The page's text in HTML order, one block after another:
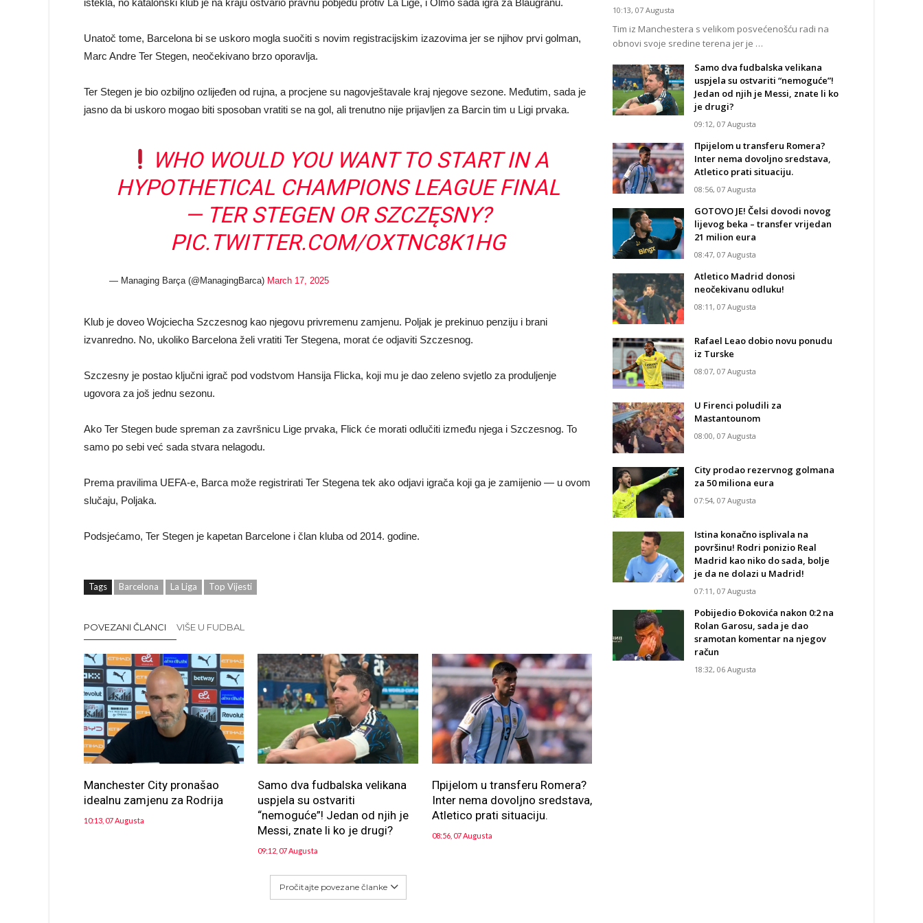
istekla, no katalonski klub je na kraju ostvario pravnu pobjedu protiv La Lige, i Olmo sada igra za Blaugranu.
Unatoč tome, Barcelona bi se uskoro mogla suočiti s novim registracijskim izazovima jer se njihov prvi golman,
Marc Andre Ter Stegen, neočekivano brzo oporavlja.
Ter Stegen je bio ozbiljno ozlijeđen od rujna, a procjene su nagovještavale kraj njegove sezone. Međutim, sada je
jasno da bi uskoro mogao biti sposoban vratiti se na gol, ali trenutno nije prijavljen za Barcin tim u Ligi prvaka.
WHO WOULD YOU WANT TO START IN A
HYPOTHETICAL CHAMPIONS LEAGUE FINAL
— TER STEGEN OR SZCZĘSNY?
PIC.TWITTER.COM/OXTNC8K1HG
— Managing Barça (@ManagingBarca) March 17, 2025
Klub je doveo Wojciecha Szczesnog kao njegovu privremenu zamjenu. Poljak je prekinuo penziju i brani
izvanredno. No, ukoliko Barcelona želi vratiti Ter Stegena, morat će odjaviti Szczesnog.
Szczesny je postao ključni igrač pod vodstvom Hansija Flicka, koji mu je dao zeleno svjetlo za produljenje
ugovora za još jednu sezonu.
Ako Ter Stegen bude spreman za završnicu Lige prvaka, Flick će morati odlučiti između njega i Szczesnog. To
samo po sebi već sada stvara nelagodu.
Prema pravilima UEFA-e, Barca može registrirati Ter Stegena tek ako odjavi igrača koji ga je zamijenio — u ovom
slučaju, Poljaka.
Podsjećamo, Ter Stegen je kapetan Barcelone i član kluba od 2014. godine.
Tags Barcelona La Liga Top Vijesti
POVEZANI ČLANCI VIŠE U FUDBAL
Manchester City pronašao
idealnu zamjenu za Rodrija
10:13, 07 Augusta
Samo dva fudbalska velikana
uspjela su ostvariti
“nemoguće”! Jedan od njih je
Messi, znate li ko je drugi?
09:12, 07 Augusta
Прijelom u transferu Romera?
Inter nema dovoljno sredstava,
Atletico prati situaciju.
08:56, 07 Augusta
Pročitajte povezane članke
10:13, 07 Augusta
Tim iz Manchestera s velikom posvećenošću radi na
obnovi svoje sredine terena jer je …
Samo dva fudbalska velikana
uspjela su ostvariti “nemoguće”!
Jedan od njih je Messi, znate li ko
je drugi?
09:12, 07 Augusta
Прijelom u transferu Romera?
Inter nema dovoljno sredstava,
Atletico prati situaciju.
08:56, 07 Augusta
GOTOVO JE! Čelsi dovodi novog
lijevog beka – transfer vrijedan
21 milion eura
08:47, 07 Augusta
Atletico Madrid donosi
neočekivanu odluku!
08:11, 07 Augusta
Rafael Leao dobio novu ponudu
iz Turske
08:07, 07 Augusta
U Firenci poludili za
Mastantounom
08:00, 07 Augusta
City prodao rezervnog golmana
za 50 miliona eura
07:54, 07 Augusta
Istina konačno isplivala na
površinu! Rodri ponizio Real
Madrid kao niko do sada, bolje
je da ne dolazi u Madrid!
07:11, 07 Augusta
Pobijedio Đokovića nakon 0:2 na
Rolan Garosu, sada je dao
sramotan komentar na njegov
račun
18:32, 06 Augusta